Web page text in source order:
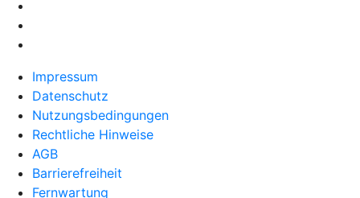
Impressum
Datenschutz
Nutzungsbedingungen
Rechtliche Hinweise
AGB
Barrierefreiheit
Fernwartung